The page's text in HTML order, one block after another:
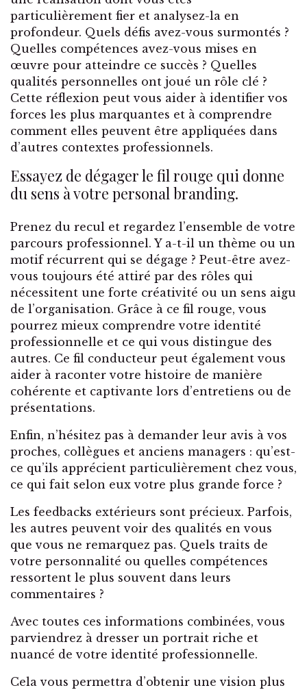
particulièrement fier et analysez-la en
profondeur. Quels défis avez-vous surmontés ?
Quelles compétences avez-vous mises en
œuvre pour atteindre ce succès ? Quelles
qualités personnelles ont joué un rôle clé ?
Cette réflexion peut vous aider à identifier vos
forces les plus marquantes et à comprendre
comment elles peuvent être appliquées dans
d’autres contextes professionnels.
Essayez de dégager le fil rouge qui donne
du sens à votre personal branding.
Prenez du recul et regardez l’ensemble de votre
parcours professionnel. Y a-t-il un thème ou un
motif récurrent qui se dégage ? Peut-être avez-
vous toujours été attiré par des rôles qui
nécessitent une forte créativité ou un sens aigu
de l’organisation. Grâce à ce fil rouge, vous
pourrez mieux comprendre votre identité
professionnelle et ce qui vous distingue des
autres. Ce fil conducteur peut également vous
aider à raconter votre histoire de manière
cohérente et captivante lors d’entretiens ou de
présentations.
Enfin, n’hésitez pas à demander leur avis à vos
proches, collègues et anciens managers : qu’est-
ce qu’ils apprécient particulièrement chez vous,
ce qui fait selon eux votre plus grande force ?
Les feedbacks extérieurs sont précieux. Parfois,
les autres peuvent voir des qualités en vous
que vous ne remarquez pas. Quels traits de
votre personnalité ou quelles compétences
ressortent le plus souvent dans leurs
commentaires ?
Avec toutes ces informations combinées, vous
parviendrez à dresser un portrait riche et
nuancé de votre identité professionnelle.
Cela vous permettra d’obtenir une vision plus